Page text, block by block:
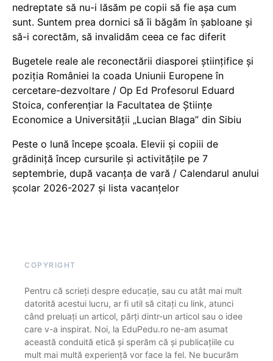
nedreptate să nu-i lăsăm pe copii să fie așa cum
sunt. Suntem prea dornici să îi băgăm în șabloane și
să-i corectăm, să invalidăm ceea ce fac diferit
Bugetele reale ale reconectării diasporei științifice și
poziția României la coada Uniunii Europene în
cercetare-dezvoltare / Op Ed Profesorul Eduard
Stoica, conferențiar la Facultatea de Științe
Economice a Universității „Lucian Blaga” din Sibiu
Peste o lună începe școala. Elevii și copiii de
grădiniță încep cursurile și activitățile pe 7
septembrie, după vacanța de vară / Calendarul anului
școlar 2026-2027 și lista vacanțelor
COPYRIGHT
Pentru că scrieți despre educație, sau cu atât mai mult
datorită acestui lucru, ar fi util să citați cu link, atunci
când preluați un articol, părți dintr-un articol sau o idee
care v-a inspirat. Noi, la EduPedu.ro ne-am asumat
această conduită etică și sperăm că și publicațiile cu
mult mai multă experiență vor face la fel. Ne bucurăm